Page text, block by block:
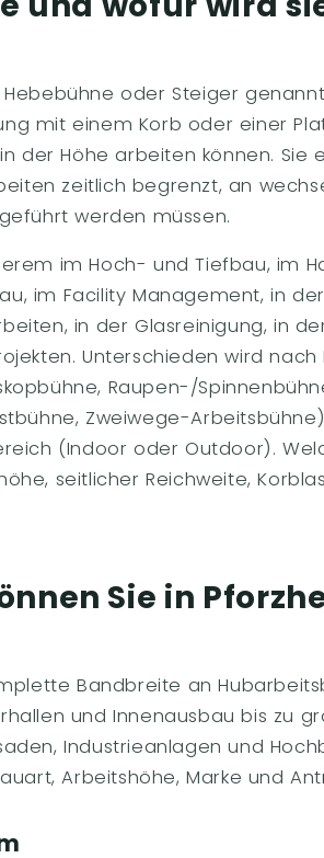
oder Steiger
mit einem Korb oder einer
der Höhe arbeiten können. Sie
zeitlich begrenzt, an
werden müssen.
im Hoch- und Tiefbau, im
im Facility Management, in
in der Glasreinigung, in
Unterschieden wird nach
Raupen-/
Zweiwege-
(Indoor oder Outdoor).
seitlicher Reichweite,
Sie in
Bandbreite an
und Innenausbau bis zu
Industrieanlagen und
Arbeitshöhe, Marke und